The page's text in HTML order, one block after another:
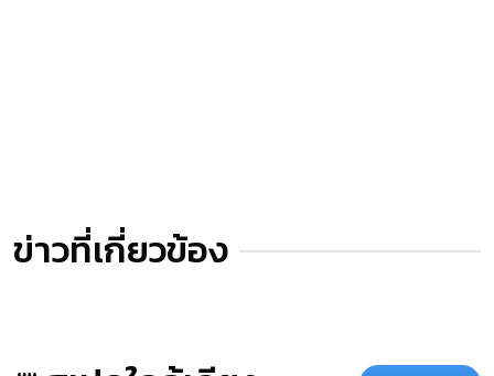
ข่าวที่เกี่ยวข้อง